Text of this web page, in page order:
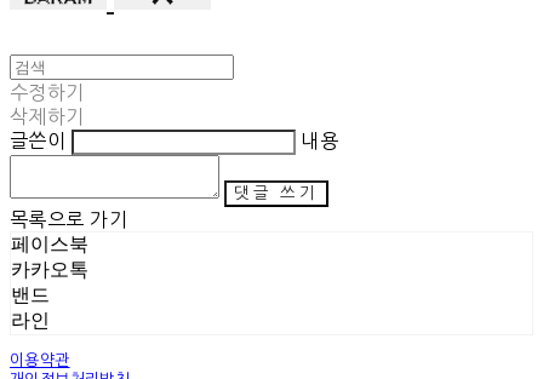
수정하기
삭제하기
글쓴이
내용
댓글 쓰기
목록으로 가기
페이스북
카카오톡
밴드
라인
이용약관